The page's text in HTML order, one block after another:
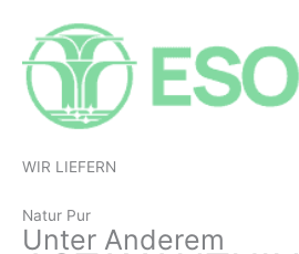
WIR LIEFERN
Natur Pur
Unter Anderem